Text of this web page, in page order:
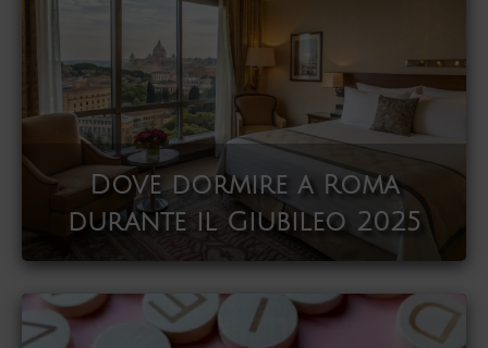
Dove dormire a Roma
durante il Giubileo 2025